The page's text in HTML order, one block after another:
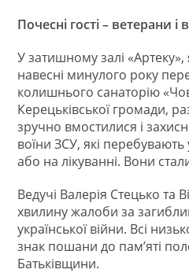
Почесні гості – ветерани і
У затишному залі
навесні минулого року
колишнього санаторію
Керецьківської громади,
зручно вмостилися і
воїни ЗСУ, які перебувають
або на лікуванні. Вони
Ведучі Валерія Стецько та
хвилину жалоби за
української війни. Всі
знак пошани до пам’яті
Батьківщини.